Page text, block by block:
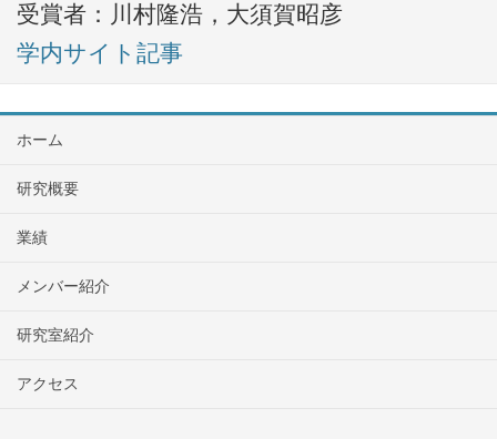
受賞者：川村隆浩，大須賀昭彦
学内サイト記事
ホーム
研究概要
業績
メンバー紹介
研究室紹介
アクセス